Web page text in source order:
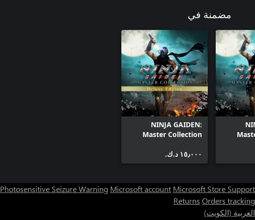
مضمنة في
NINJA GAIDEN:
Master Collection
١٥٫٠٠٠ د.ك.‏
Photosensitive Seizure Warning Microsoft account Microsoft Store Support
Returns Orders tracking
العربية (الكويت)